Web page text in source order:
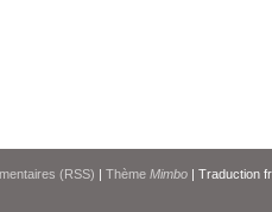
(RSS) | Thème Mimbo | Traduction